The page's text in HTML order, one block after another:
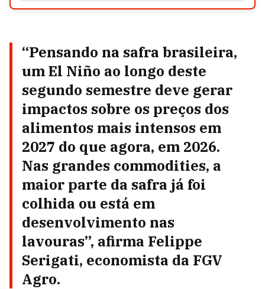
“Pensando na safra brasileira,
um El Niño ao longo deste
segundo semestre deve gerar
impactos sobre os preços dos
alimentos mais intensos em
2027 do que agora, em 2026.
Nas grandes commodities, a
maior parte da safra já foi
colhida ou está em
desenvolvimento nas
lavouras”, afirma Felippe
Serigati, economista da FGV
Agro.